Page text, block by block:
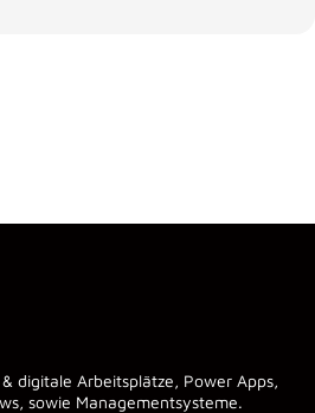
digitale Arbeitsplätze, Power Apps,
sowie Managementsysteme.